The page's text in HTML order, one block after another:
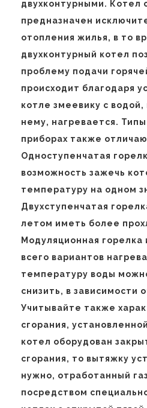
двухконтурными. Котел
предназначен
отопления жилья, в то
двухконтурный котел
проблему подачи
происходит благодаря
котле змеевику с
нему, нагревается.
приборах также
Одноступенчатая
возможность зажечь
температуру на одном
Двухступенчатая
летом иметь более
Модуляционная
всего вариантов
температуру воды
снизить, в зависимости
Учитывайте также
сгорания,
котел оборудован
сгорания, то вытяжку
нужно, отработанный
посредством